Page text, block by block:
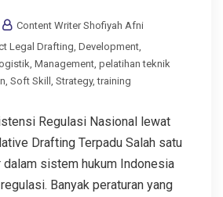
Content Writer Shofiyah Afni
Legal Drafting Development
Management pelatihan teknik
Soft Skill Strategy,training
Regulasi Nasional lewat
Drafting Terpadu Salah satu
dalam sistem hukum Indonesia
Banyak peraturan yang